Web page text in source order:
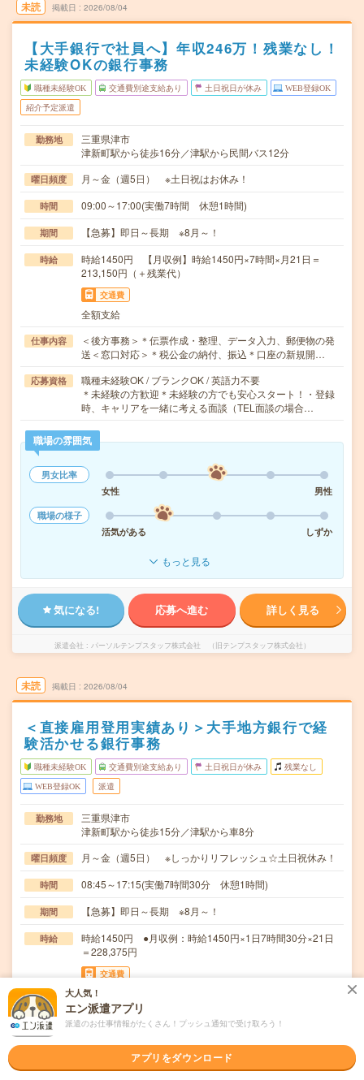
未読 掲載日 2026/08/04
【大手銀行で社員へ】年収246万！残業なし！
未経験OKの銀行事務
職種未経験OK 交通費別途支給あり 土日祝日が休み WEB登録OK
紹介予定派遣
勤務地
三重県津市
津新町駅から徒歩16分／津駅から民間バス12分
曜日頻度 月～金（週5日） ※土日祝はお休み！
時間 09:00～17:00(実働7時間 休憩1時間)
期間 【急募】即日～長期 ※8月～！
時給
時給1450円 【月収例】時給1450円×7時間×月21日＝
213,150円（＋残業代）
交通費
全額支給
仕事内容
＜後方事務＞＊伝票作成・整理、データ入力、郵便物の発
送＜窓口対応＞＊税公金の納付、振込＊口座の新規開…
応募資格
職種未経験OK / ブランクOK / 英語力不要
＊未経験の方歓迎＊未経験の方でも安心スタート！・登録
時、キャリアを一緒に考える面談（TEL面談の場合…
職場の雰囲気
男女比率
女性
男性
職場の様子
活気がある
しずか
もっと見る
気になる! 応募へ進む 詳しく見る
派遣会社 パーソルテンプスタッフ株式会社 （旧テンプスタッフ株式会社）
未読 掲載日 2026/08/04
＜直接雇用登用実績あり＞大手地方銀行で経
験活かせる銀行事務
職種未経験OK 交通費別途支給あり 土日祝日が休み 残業なし
WEB登録OK 派遣
勤務地
三重県津市
津新町駅から徒歩15分／津駅から車8分
曜日頻度 月～金（週5日） ※しっかりリフレッシュ☆土日祝休み！
時間 08:45～17:15(実働7時間30分 休憩1時間)
期間 【急募】即日～長期 ※8月～！
時給
時給1450円 ●月収例：時給1450円×1日7時間30分×21日
＝228,375円
交通費
全額支給
仕事内容
＊データ入力・伝票起票＊伝票のファイリング、書類コピ
ー＊窓口での入出金・振込手続き＊新規口座開設・解…
職種未経験OK / ブランクOK / 英語力不要
＊未経験の方歓迎＊未経験の方でも安心スタート！・登録
大人気！
エン派遣アプリ
派遣のお仕事情報がたくさん！プッシュ通知で受け取ろう！
アプリをダウンロード